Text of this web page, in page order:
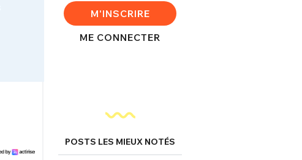
M'INSCRIRE
ME CONNECTER
POSTS LES MIEUX NOTÉS